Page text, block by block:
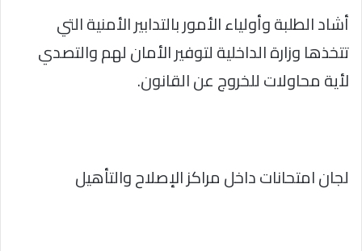
أشاد الطلبة وأولياء الأمور بالتدابير الأمنية التي
تتخذها وزارة الداخلية لتوفير الأمان لهم والتصدي
لأية محاولات للخروج عن القانون.
لجان امتحانات داخل مراكز الإصلاح والتأهيل